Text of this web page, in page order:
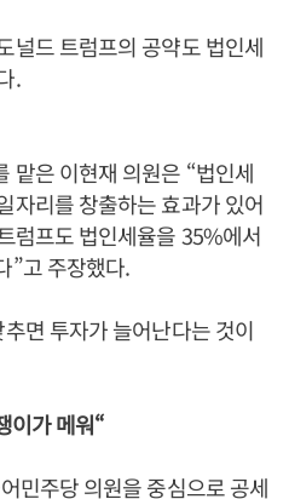
널드 트럼프의 공약도 법인세
.
맡은 이현재 의원은 “법인세
자리를 창출하는 효과가 있어
럼프도 법인세율을 35%에서
”고 주장했다.
면 투자가 늘어난다는 것이
이가 메워“
민주당 의원을 중심으로 공세